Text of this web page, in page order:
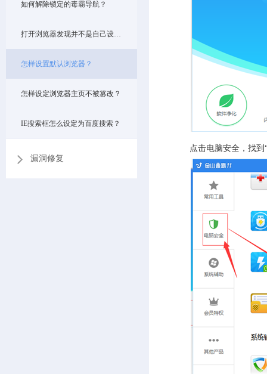
如何解除锁定的毒霸导航？
打开浏览器发现并不是自己设定的主页，怎么改回来？
怎样设置默认浏览器？
怎样设定浏览器主页不被篡改？
IE搜索框怎么设定为百度搜索？
漏洞修复
点击电脑安全，找